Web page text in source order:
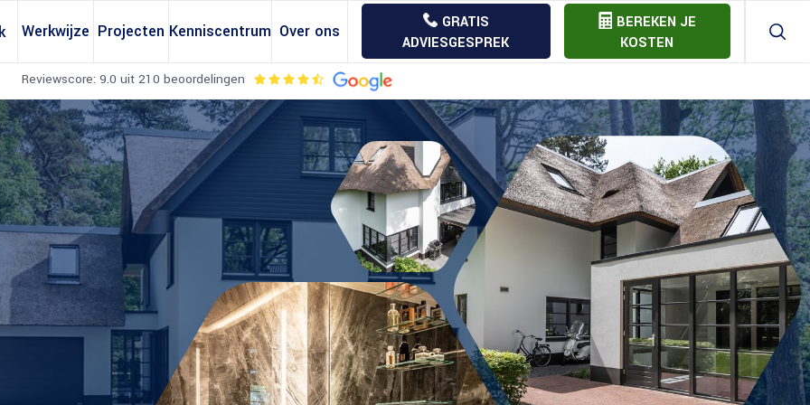
Reviewscore: 9.0 uit 210 beoordelingen
Werkwijze Projecten Kenniscentrum
Omgevingsvergunning
Regels Dakkapellen
Regels Bijgebouwen
Regels Dakopbouwen
Regels Zonnepanelen
Regels Dakramen
Aannemer offerte vergelijk
Bouwkostenberekening
Over ons
GRATIS
ADVIESGESPREK
BEREKEN JE
KOSTEN